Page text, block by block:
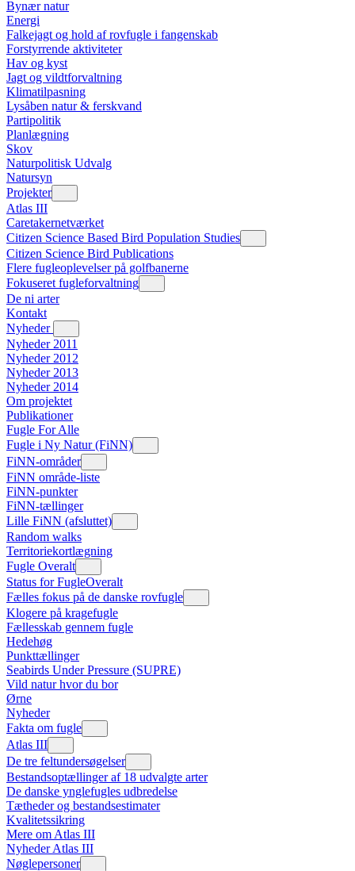
Bynær natur
Energi
Falkejagt og hold af rovfugle i fangenskab
Forstyrrende aktiviteter
Hav og kyst
Jagt og vildtforvaltning
Klimatilpasning
Lysåben natur & ferskvand
Partipolitik
Planlægning
Skov
Naturpolitisk Udvalg
Natursyn
Projekter
Atlas III
Caretakernetværket
Citizen Science Based Bird Population Studies
Citizen Science Bird Publications
Flere fugleoplevelser på golfbanerne
Fokuseret fugleforvaltning
De ni arter
Kontakt
Nyheder
Nyheder 2011
Nyheder 2012
Nyheder 2013
Nyheder 2014
Om projektet
Publikationer
Fugle For Alle
Fugle i Ny Natur (FiNN)
FiNN-områder
FiNN område-liste
FiNN-punkter
FiNN-tællinger
Lille FiNN (afsluttet)
Random walks
Territoriekortlægning
Fugle Overalt
Status for FugleOveralt
Fælles fokus på de danske rovfugle
Klogere på kragefugle
Fællesskab gennem fugle
Hedehøg
Punkttællinger
Seabirds Under Pressure (SUPRE)
Vild natur hvor du bor
Ørne
Nyheder
Fakta om fugle
Atlas III
De tre feltundersøgelser
Bestandsoptællinger af 18 udvalgte arter
De danske ynglefugles udbredelse
Tætheder og bestandsestimater
Kvalitetssikring
Mere om Atlas III
Nyheder Atlas III
Nøglepersoner